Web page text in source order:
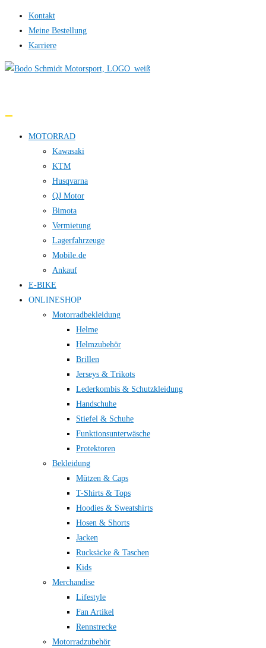
Zum
Inhalt
springen
Kontakt
Meine Bestellung
Karriere
MOTORRAD
Kawasaki
KTM
Husqvarna
QJ Motor
Bimota
Vermietung
Lagerfahrzeuge
Mobile.de
Ankauf
E-BIKE
ONLINESHOP
Motorradbekleidung
Helme
Helmzubehör
Brillen
Jerseys & Trikots
Lederkombis & Schutzkleidung
Handschuhe
Stiefel & Schuhe
Funktionsunterwäsche
Protektoren
Bekleidung
Mützen & Caps
T-Shirts & Tops
Hoodies & Sweatshirts
Hosen & Shorts
Jacken
Rucksäcke & Taschen
Kids
Merchandise
Lifestyle
Fan Artikel
Rennstrecke
Motorradzubehör